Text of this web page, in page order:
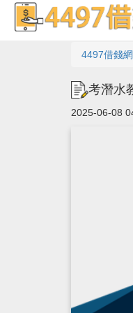
4497借錢網
考潛水
2025-06-08